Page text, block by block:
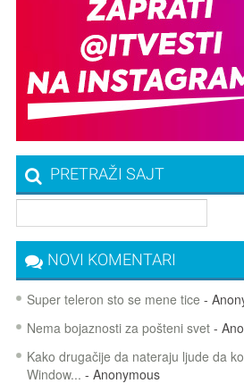
PRETRAŽI SAJT
NOVI KOMENTARI
Super teleron sto se mene tice -
Nema bojaznosti za pošteni svet-
Kako drugačije da nateraju ljude da
Window... - Anonymous